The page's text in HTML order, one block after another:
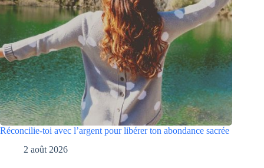
Réconcilie-toi avec l’argent pour libérer ton abondance sacrée
2 août 2026